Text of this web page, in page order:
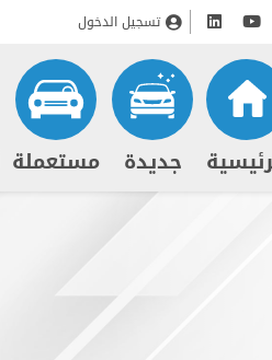
تسجيل الدخول
جديدة مستعملة